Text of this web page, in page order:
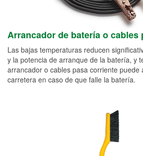
Arrancador de batería o cables
Las bajas temperaturas reducen
y la potencia de arranque de la batería, y
arrancador o cables pasa corriente puede
carretera en caso de que falle la batería.